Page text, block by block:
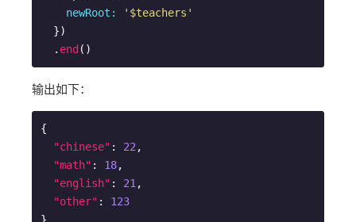
newRoot:
'$teachers'
  .
end
输出如下：
{
"chinese" : 22 ,
"math" : 18,
"english" : 21 ,
"other" : 123